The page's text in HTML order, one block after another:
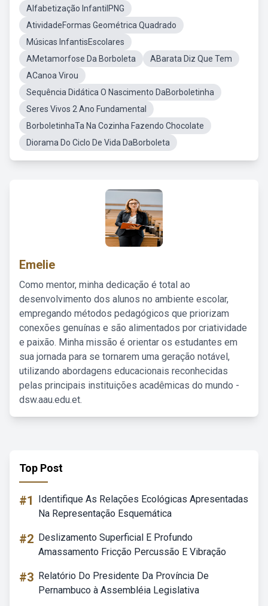
Alfabetização InfantilPNG
AtividadeFormas Geométrica Quadrado
Músicas InfantisEscolares
AMetamorfose Da Borboleta
ABarata Diz Que Tem
ACanoa Virou
Sequência Didática O Nascimento DaBorboletinha
Seres Vivos 2 Ano Fundamental
BorboletinhaTa Na Cozinha Fazendo Chocolate
Diorama Do Ciclo De Vida DaBorboleta
Emelie
Como mentor, minha dedicação é total ao
desenvolvimento dos alunos no ambiente escolar,
empregando métodos pedagógicos que priorizam
conexões genuínas e são alimentados por criatividade
e paixão. Minha missão é orientar os estudantes em
sua jornada para se tornarem uma geração notável,
utilizando abordagens educacionais reconhecidas
pelas principais instituições acadêmicas do mundo -
dsw.aau.edu.et.
Top Post
#1
Identifique As Relações Ecológicas Apresentadas
Na Representação Esquemática
#2 Deslizamento Superficial E Profundo
Amassamento Fricção Percussão E Vibração
#3 Relatório Do Presidente Da Província De
Pernambuco à Assembléia Legislativa